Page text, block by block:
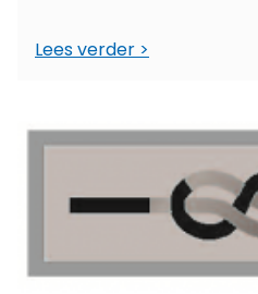
Lees verder